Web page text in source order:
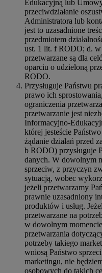
Edukacyjną lub
przeciwdziałanie
Administratora lub
jest to uzasadnione
przedmiotem
ust. 1 lit. f RODO; d. w
przetwarzane są dla
oparciu o udzieloną
RODO.
Przysługuje Państwu
prawo ich
ograniczenia
przetwarzanie jest
Informacyjno-
której jesteście
żądanie działań przed
b RODO) przysługuje
danych. W dowolnym
sprzeciw, z przyczyn
sytuacją, wobec
jeżeli przetwarzamy
prawnie uzasadniony
produktów i usług.
przetwarzane na
w dowolnym
przetwarzania
potrzeby takiego
wniosą Państwo
marketingu, nie
osobowych do takich